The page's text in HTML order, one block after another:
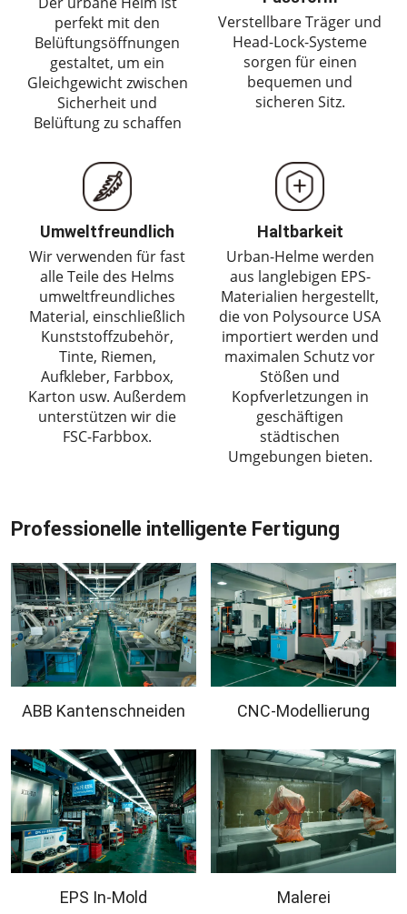
perfekt mit den
Belüftungsöffnungen
gestaltet, um ein
Gleichgewicht zwischen
Sicherheit und
Belüftung zu schaffen
Verstellbare Träger und
Head-Lock-Systeme
sorgen für einen
bequemen und
sicheren Sitz.
Umweltfreundlich
Wir verwenden für fast
alle Teile des Helms
umweltfreundliches
Material, einschließlich
Kunststoffzubehör,
Tinte, Riemen,
Aufkleber, Farbbox,
Karton usw. Außerdem
unterstützen wir die
FSC-Farbbox.
Haltbarkeit
Urban-Helme werden
aus langlebigen EPS-
Materialien hergestellt,
die von Polysource USA
importiert werden und
maximalen Schutz vor
Stößen und
Kopfverletzungen in
geschäftigen
städtischen
Umgebungen bieten.
Professionelle intelligente Fertigung
ABB Kantenschneiden CNC-Modellierung
EPS In-Mold Malerei